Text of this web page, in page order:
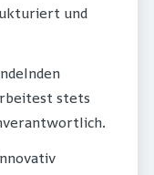
und
stets